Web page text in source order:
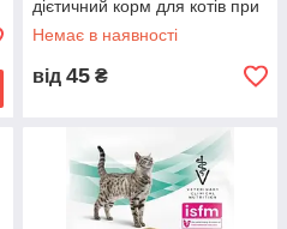
дієтичний корм для котів при
захворюваннях сечовидільної
системи з лососем 85г
Немає в наявності
від 45 ₴